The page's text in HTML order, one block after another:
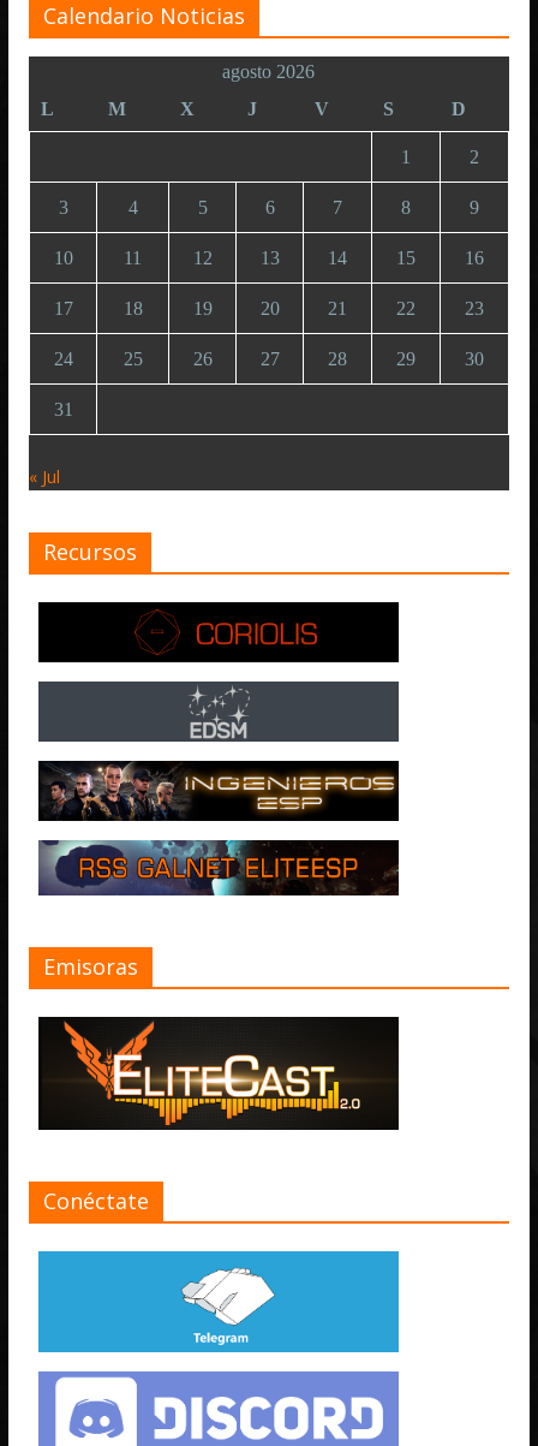
Calendario Noticias
agosto 2026
L
M X J V S D
1 2
3 4 5 6 7 8 9
10 11 12 13 14 15 16
17 18 19 20 21 22 23
24 25 26 27 28 29 30
31
« Jul
Recursos
Emisoras
Conéctate